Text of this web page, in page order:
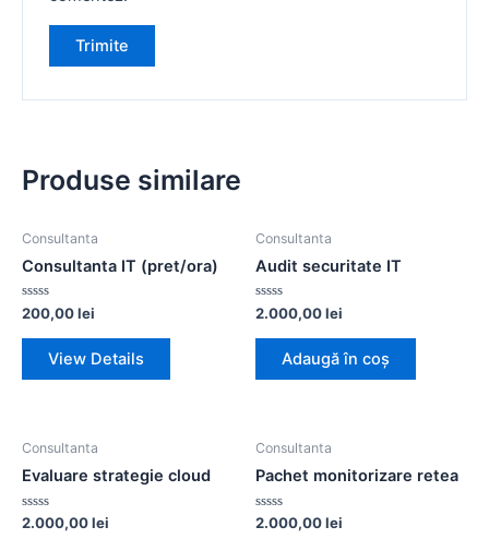
Produse similare
Consultanta
Consultanta IT (pret/ora)
Evaluat
la
0
200,00lei
View Details
Consultanta
Audit securitate IT
Evaluat
la
0
2.000,00lei
Adaugă în coș
Consultanta
Evaluare strategie cloud
Evaluat
2.000,00lei
Consultanta
Pachet monitorizare retea
Evaluat
2.000,00lei